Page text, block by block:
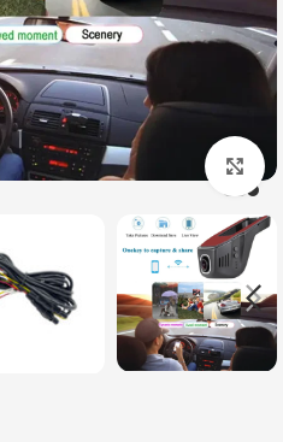
بزرگنمایی تصویر